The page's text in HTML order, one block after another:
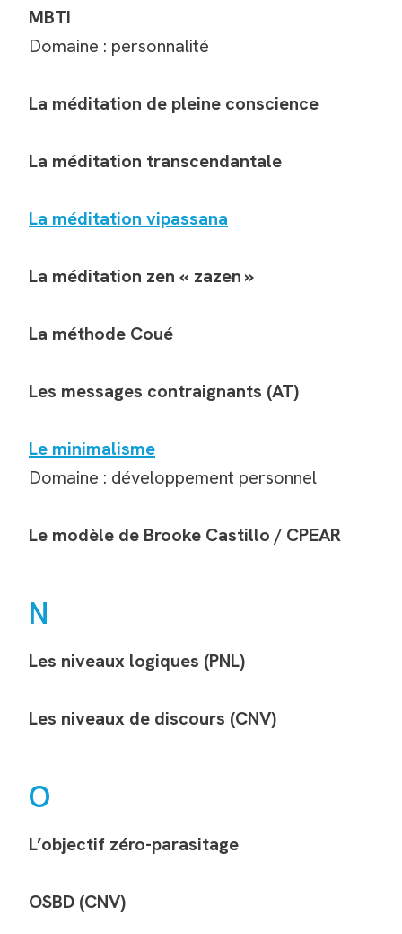
MBTI
Domaine : personnalité
La méditation de pleine conscience
La méditation transcendantale
La méditation vipassana
La méditation zen « zazen »
La méthode Coué
Les messages contraignants (AT)
Le minimalisme
Domaine : développement personnel
Le modèle de Brooke Castillo / CPEAR
N
Les niveaux logiques (PNL)
Les niveaux de discours (CNV)
O
L’objectif zéro-parasitage
OSBD (CNV)